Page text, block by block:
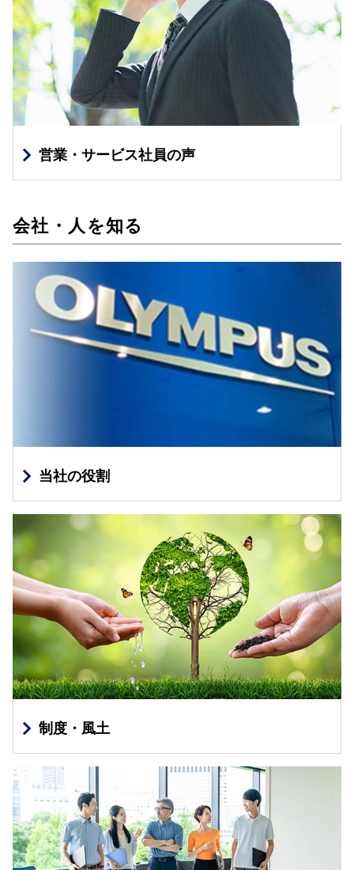
営業・サービス社員の声
会社・人を知る
当社の役割
制度・風土